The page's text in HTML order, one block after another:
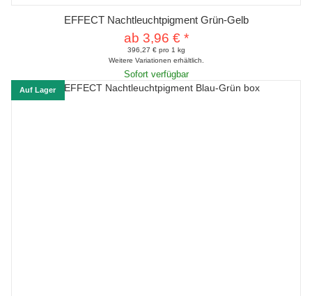
EFFECT Nachtleuchtpigment Grün-Gelb
ab 3,96 € *
396,27 € pro 1 kg
Weitere Variationen erhältlich.
Sofort verfügbar
Auf Lager